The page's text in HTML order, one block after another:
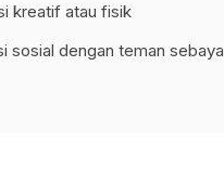
kreatif atau fisik
sosial dengan teman sebaya